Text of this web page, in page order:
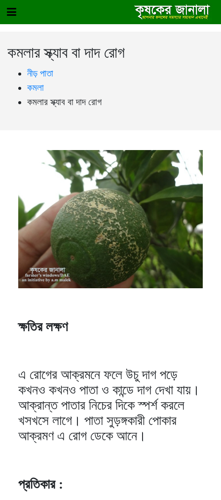
কমলার স্ক্যাব বা দাদ রোগ
নীড় পাতা
কমলা
কমলার স্ক্যাব বা দাদ রোগ
ক্ষতির লক্ষণ
এ রোগের আক্রমনে ফলে উচু দাগ পড়ে
কখনও কখনও পাতা ও কান্ডে দাগ দেখা যায়।
আক্রান্ত পাতার নিচের দিকে স্পর্শ করলে
খসখসে লাগে। পাতা সুড়ঙ্গকারী পোকার
আক্রমণ এ রোগ ডেকে আনে।
প্রতিকার :